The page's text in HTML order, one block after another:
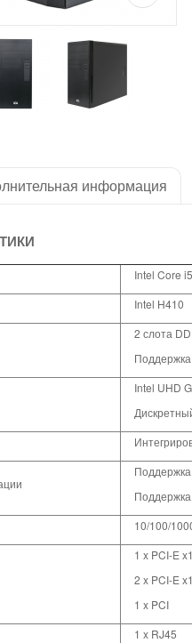
информация
Intel Core i5
Intel H410
2 слота
Intel UHD
Поддержка
Поддержка
10/100/
1 x PCI-E
2 x PCI-E x1
1 x PCI
1 x RJ45